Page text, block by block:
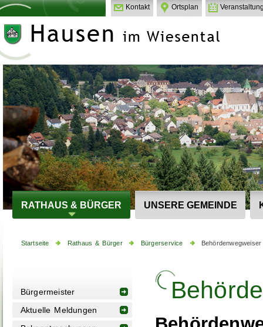
Kontakt Ortsplan
RATHAUS & BÜRGER UNSERE GEMEINDE
Startseite Rathaus & Bürger Bürgerservice
Bürgermeister
Aktuelle Meldungen